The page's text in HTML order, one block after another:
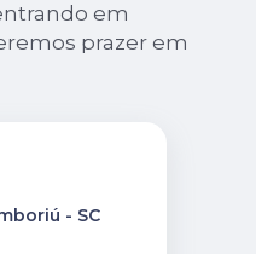
em
prazer em
- SC